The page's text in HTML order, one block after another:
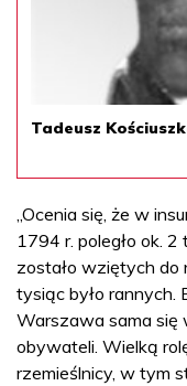
Tadeusz
„Ocenia się, że w
1794 r. poległo ok. 2
zostało wziętych do
tysiąc było rannych.
Warszawa sama się
obywateli. Wielką
rzemieślnicy, w tym